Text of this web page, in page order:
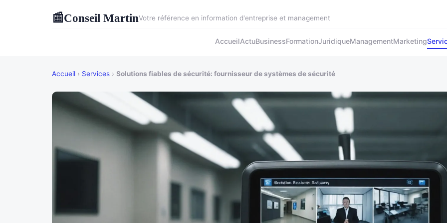
📰Conseil MartinVotre référence en information d'entreprise et management
AccueilActuBusinessFormationJuridiqueManagementMarketing
Accueil › Services › Solutions fiables de sécurité: fournisseur de systèmes de sécurité